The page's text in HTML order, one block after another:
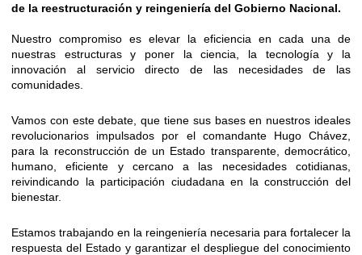
de la reestructuración y reingeniería del Gobierno Nacional.
​Nuestro compromiso es elevar la eficiencia en cada una de
nuestras estructuras y poner la ciencia, la tecnología y la
innovación al servicio directo de las necesidades de las
comunidades.
Vamos con este debate, que tiene sus bases en nuestros ideales
revolucionarios impulsados por el comandante Hugo Chávez,
para la reconstrucción de un Estado transparente, democrático,
humano, eficiente y cercano a las necesidades cotidianas,
reivindicando la participación ciudadana en la construcción del
bienestar.
Estamos trabajando en la reingeniería necesaria para fortalecer la
respuesta del Estado y garantizar el despliegue del conocimiento